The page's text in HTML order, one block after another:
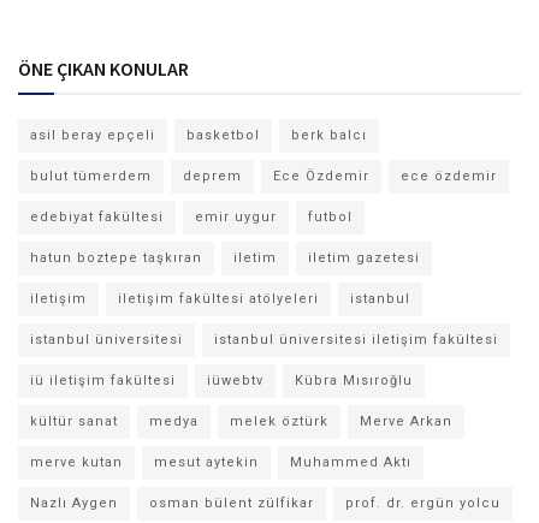
ÖNE ÇIKAN KONULAR
asil beray epçeli basketbol berk balcı
bulut tümerdem deprem Ece Özdemir ece özdemir
edebiyat fakültesi emir uygur futbol
hatun boztepe taşkıran iletim iletim gazetesi
iletişim iletişim fakültesi atölyeleri istanbul
istanbul üniversitesi istanbul üniversitesi iletişim fakültesi
iü iletişim fakültesi iüwebtv Kübra Mısıroğlu
kültür sanat medya melek öztürk Merve Arkan
merve kutan mesut aytekin Muhammed Aktı
Nazlı Aygen osman bülent zülfikar prof. dr. ergün yolcu